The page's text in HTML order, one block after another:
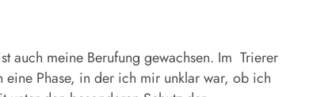
auch meine Berufung gewachsen. Im Trierer
eine Phase, in der ich mir unklar war, ob ich